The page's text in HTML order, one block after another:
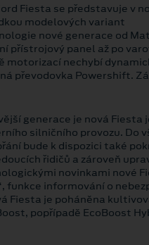
Fiesta se představuje v
modelových variant
nové generace od
přístrojový panel až po
motorizací nechybí
převodovka Powershift.
generace je nová
silničního provozu. Do
bude k dispozici také
řidičů a zároveň
novinkami nové
funkce informování o
Fiesta je poháněna
popřípadě EcoBoost